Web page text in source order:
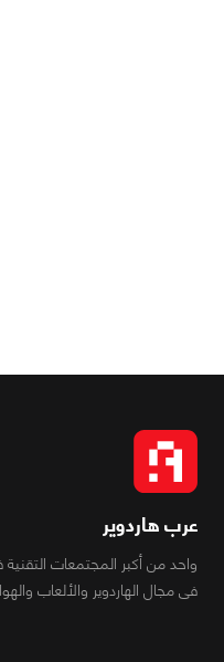
عرب هاردوير
واحد من أكبر المجتمعات
فى مجال الهاردوير والألعاب